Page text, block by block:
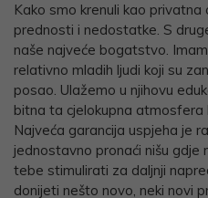
Kako smo krenuli kao
prednosti i nedostatke. S
naše najveće bogatstvo.
relativno mladih ljudi koji su
posao. Ulažemo u njihovu
bitna ta cjelokupna atmosfera
Najveća garancija uspjeha je
jednostavno pronaći nišu gdje
tebe stimulirati za daljnji
donijeti nešto novo, neki novi